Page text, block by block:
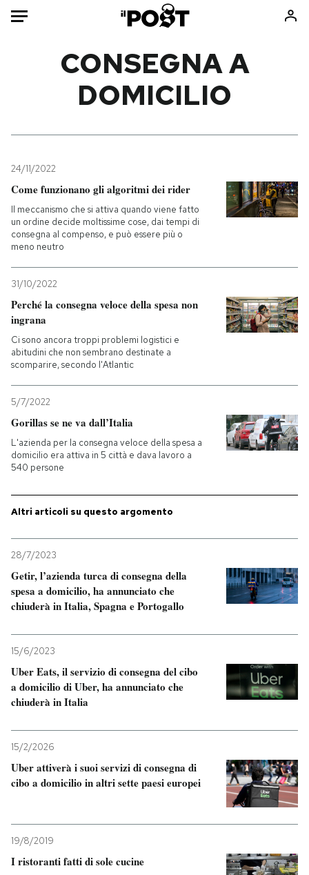
Mondo
Tecnologia
Internet
Scienza
Cultura
Libri
Ok Boomer!
Media
Europa
PODCAST
NEWSLETTER
I MIEI PREFERITI
SHOP
CALENDARIO
AREA PERSONALE
Entra
CONSEGNA A
DOMICILIO
24/11/2022
Come funzionano gli algoritmi dei rider
Il meccanismo che si attiva quando viene fatto
un ordine decide moltissime cose, dai tempi di
consegna al compenso, e può essere più o
meno neutro
31/10/2022
Perché la consegna veloce della spesa non
ingrana
Ci sono ancora troppi problemi logistici e
abitudini che non sembrano destinate a
scomparire, secondo l'Atlantic
5/7/2022
Gorillas se ne va dall’Italia
L'azienda per la consegna veloce della spesa a
domicilio era attiva in 5 città e dava lavoro a
540 persone
Altri articoli su questo argomento
28/7/2023
Getir, l’azienda turca di consegna della
spesa a domicilio, ha annunciato che
chiuderà in Italia, Spagna e Portogallo
15/6/2023
Uber Eats, il servizio di consegna del cibo
a domicilio di Uber, ha annunciato che
chiuderà in Italia
15/2/2026
Uber attiverà i suoi servizi di consegna di
cibo a domicilio in altri sette paesi europei
19/8/2019
I ristoranti fatti di sole cucine